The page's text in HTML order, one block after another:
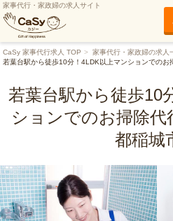
家事代行・家政婦の求人サイト
CaSy 家事代行求人 TOP 家事代行・家政婦の求人
若葉台駅から徒歩10分！4LDK以上マンションでのお
若葉台駅から徒歩10
ションでのお掃除代
都稲城